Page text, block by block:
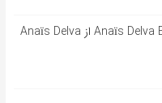
آهنگ فرانسوی Anaïs Delva Et je danse از Anaïs Delva